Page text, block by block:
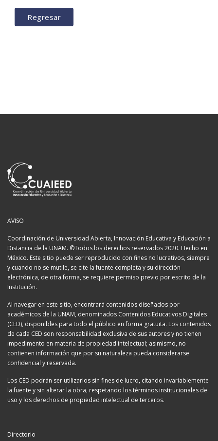
Regresar
AVISO
Coordinación de Universidad Abierta, Innovación Educativa y Educación a
Distancia de la UNAM. ©Todos los derechos reservados 2020. Hecho en
México. Este sitio puede ser reproducido con fines no lucrativos, siempre
y cuando no se mutile, se cite la fuente completa y su dirección
electrónica, de otra forma, se requiere permiso previo por escrito de la
Institución.
Al navegar en este sitio, encontrará contenidos diseñados por
académicos de la UNAM, denominados Contenidos Educativos Digitales
(CED), disponibles para todo el público en forma gratuita. Los contenidos
de cada CED son responsabilidad exclusiva de sus autores y no tienen
impedimento en materia de propiedad intelectual; asimismo, no
contienen información que por su naturaleza pueda considerarse
confidencial y reservada.
Los CED podrán ser utilizarlos sin fines de lucro, citando invariablemente
la fuente y sin alterar la obra, respetando los términos institucionales de
uso y los derechos de propiedad intelectual de terceros.
Directorio